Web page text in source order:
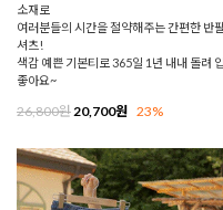
소재로
여러분들의 시간을 절약해주는 간편한 반
셔츠!
색감 예쁜 기본티로 365일 1년 내내 돌려
좋아요~
26,800원 20,700원 23%